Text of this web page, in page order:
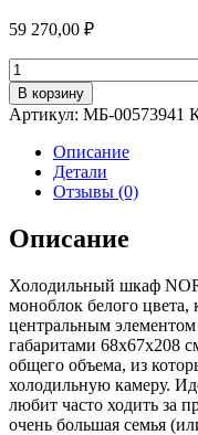
59 270,00 ₽
Количество
товара
Шкаф
холодильный
торговый
NORDFROST
SC550G
В корзину
Артикул: МБ-00573941
Описание
Детали
Отзывы (0)
Описание
Холодильный шкаф
моноблок белого цвета,
центральным
габаритами 68x67x208
общего объема, из
холодильную камеру.
любит часто ходить за
очень большая семья